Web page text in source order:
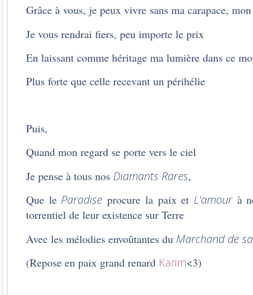
Grâce à vous, je peux vivre sans ma carapace,
Je vous rendrai fiers, peu importe le prix
En laissant comme héritage ma lumière dans ce
Plus forte que celle recevant un périhélie
Puis,
Quand mon regard se porte vers le ciel
Je pense à tous nos Diamants Rares,
Que le Paradise procure la paix et L'amour à
torrentiel de leur existence sur Terre
Avec les mélodies envoûtantes du Marchand de
(Repose en paix grand renard Karim<3)